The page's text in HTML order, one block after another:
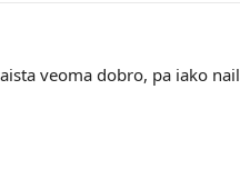
veoma dobro, pa iako